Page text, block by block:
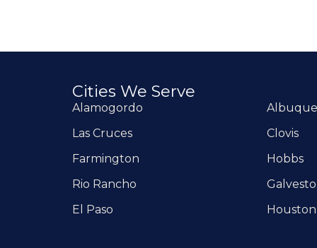
Cities We Serve
Alamogordo
Las Cruces
Clovis
Farmington
Hobbs
Rio Rancho
El Paso
Houston